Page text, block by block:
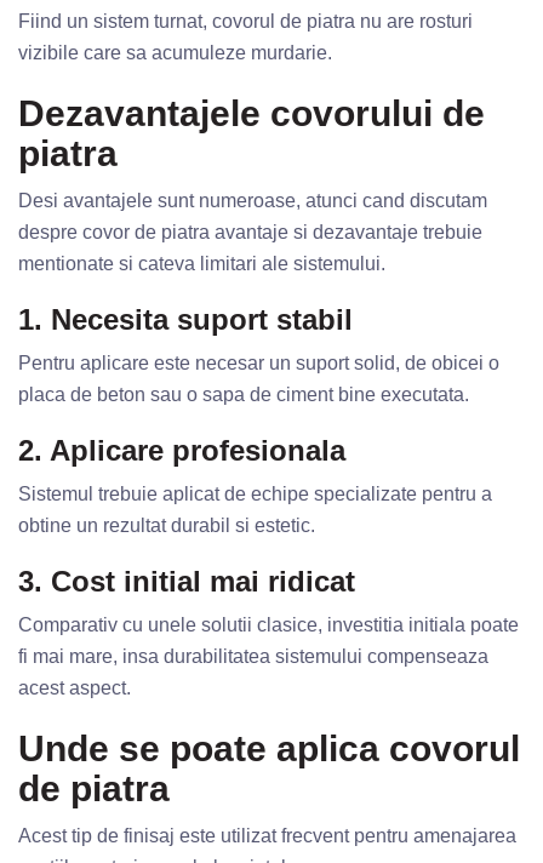
Fiind un sistem turnat, covorul de piatra nu are rosturi
vizibile care sa acumuleze murdarie.
Dezavantajele covorului de
piatra
Desi avantajele sunt numeroase, atunci cand discutam
despre covor de piatra avantaje si dezavantaje trebuie
mentionate si cateva limitari ale sistemului.
1. Necesita suport stabil
Pentru aplicare este necesar un suport solid, de obicei o
placa de beton sau o sapa de ciment bine executata.
2. Aplicare profesionala
Sistemul trebuie aplicat de echipe specializate pentru a
obtine un rezultat durabil si estetic.
3. Cost initial mai ridicat
Comparativ cu unele solutii clasice, investitia initiala poate
fi mai mare, insa durabilitatea sistemului compenseaza
acest aspect.
Unde se poate aplica covorul
de piatra
Acest tip de finisaj este utilizat frecvent pentru amenajarea